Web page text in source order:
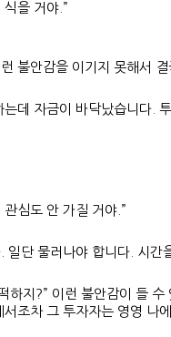
을 거야.”
불안감을 이기지 못해서
데 자금이 바닥났습니다.
심도 안 가질 거야.”
단 물러나야 합니다. 시
하지?” 이런 불안감이 들
조차 그 투자자는 영영 나